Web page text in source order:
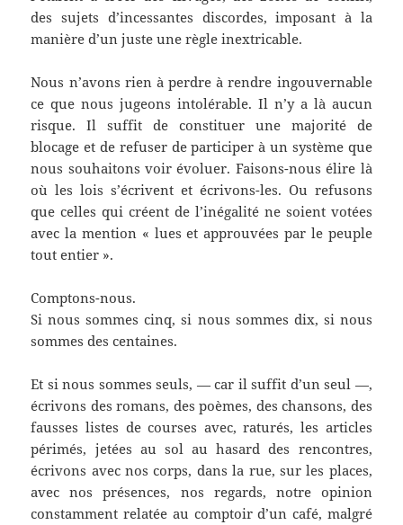
des sujets d’incessantes discordes, imposant à la
manière d’un juste une règle inextricable.
Nous n’avons rien à perdre à rendre ingouvernable
ce que nous jugeons intolérable. Il n’y a là aucun
risque. Il suffit de constituer une majorité de
blocage et de refuser de participer à un système que
nous souhaitons voir évoluer. Faisons-nous élire là
où les lois s’écrivent et écrivons-les. Ou refusons
que celles qui créent de l’inégalité ne soient votées
avec la mention « lues et approuvées par le peuple
tout entier ».
Comptons-nous.
Si nous sommes cinq, si nous sommes dix, si nous
sommes des centaines.
Et si nous sommes seuls, — car il suffit d’un seul —,
écrivons des romans, des poèmes, des chansons, des
fausses listes de courses avec, raturés, les articles
périmés, jetées au sol au hasard des rencontres,
écrivons avec nos corps, dans la rue, sur les places,
avec nos présences, nos regards, notre opinion
constamment relatée au comptoir d’un café, malgré